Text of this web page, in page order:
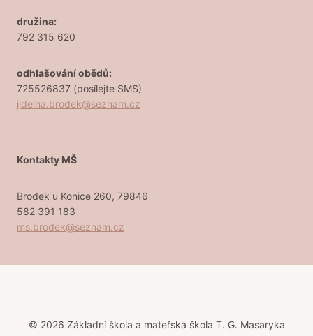
družina:
792 315 620
odhlašování obědů:
725526837 (posílejte SMS)
jidelna.brodek@seznam.cz
Kontakty MŠ
Brodek u Konice 260, 79846
582 391 183
ms.brodek@seznam.cz
© 2026 Základní škola a mateřská škola T. G. Masaryka